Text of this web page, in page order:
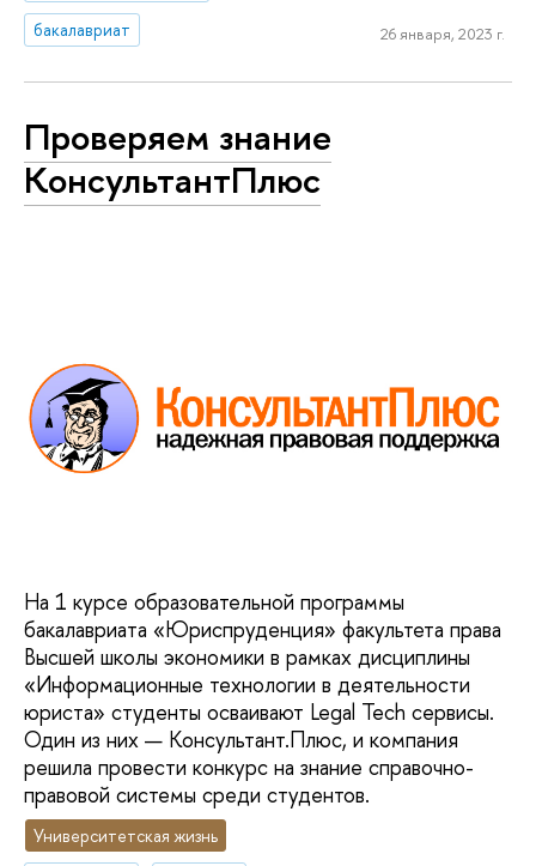
бакалавриат
26 января, 2023 г.
Проверяем знание
КонсультантПлюс
На 1 курсе образовательной программы
бакалавриата «Юриспруденция» факультета права
Высшей школы экономики в рамках дисциплины
«Информационные технологии в деятельности
юриста» студенты осваивают Legal Tech сервисы.
Один из них — Консультант.Плюс, и компания
решила провести конкурс на знание справочно-
правовой системы среди студентов.
Университетская жизнь